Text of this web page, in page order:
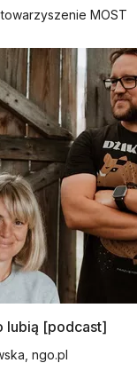
MOST
lubią [podcast]
ngo.pl